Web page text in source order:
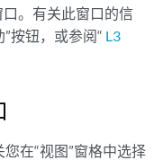
。有关此窗口的信
按钮，或参阅“ L3
在“视图”窗格中选择